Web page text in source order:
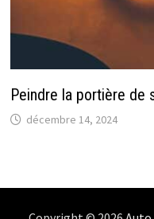
Peindre la portière de
décembre 14, 2024